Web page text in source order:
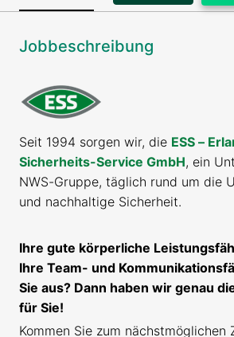
Jobbeschreibung
Seit 1994 sorgen wir, die ESS –
Sicherheits-Service GmbH, ein
NWS-Gruppe, täglich rund um die
und nachhaltige Sicherheit.
Ihre gute körperliche
Ihre Team- und
Sie aus? Dann haben wir genau
für Sie!
Kommen Sie zum nächstmöglichen